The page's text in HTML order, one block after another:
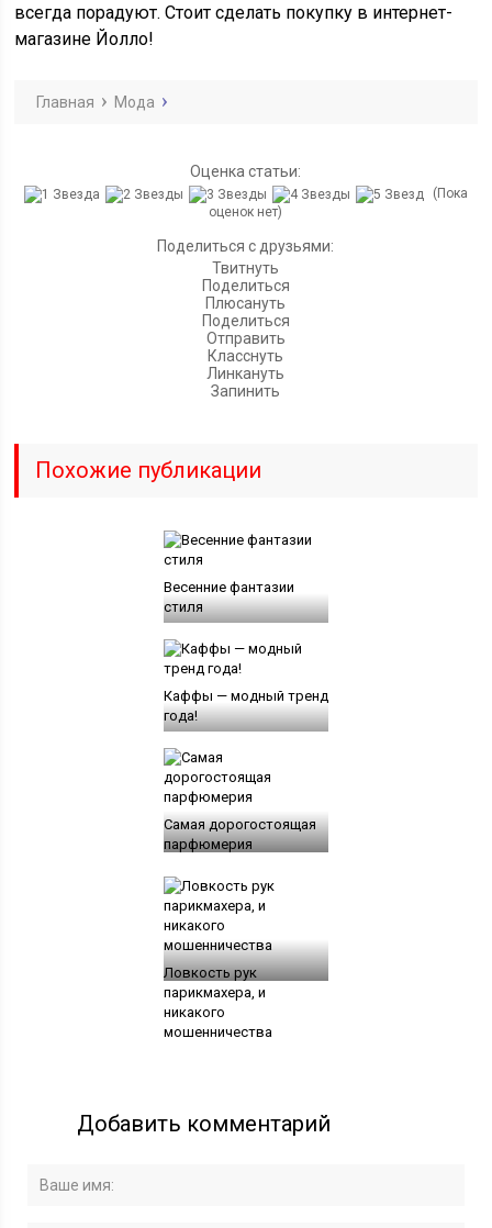
всегда порадуют. Стоит сделать покупку в интернет-
магазине Йолло!
Главная Мода
Оценка статьи:
(Пока
оценок нет)
Поделиться с друзьями:
Твитнуть
Поделиться
Плюсануть
Поделиться
Отправить
Класснуть
Линкануть
Запинить
Похожие публикации
Весенние фантазии
стиля
Каффы — модный тренд
года!
Самая дорогостоящая
парфюмерия
Ловкость рук
парикмахера, и
никакого
мошенничества
Добавить комментарий